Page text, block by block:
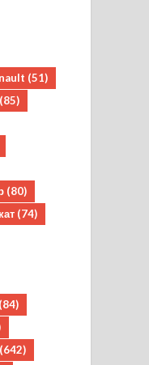
(51)
(85)
(80)
(74)
(84)
(642)